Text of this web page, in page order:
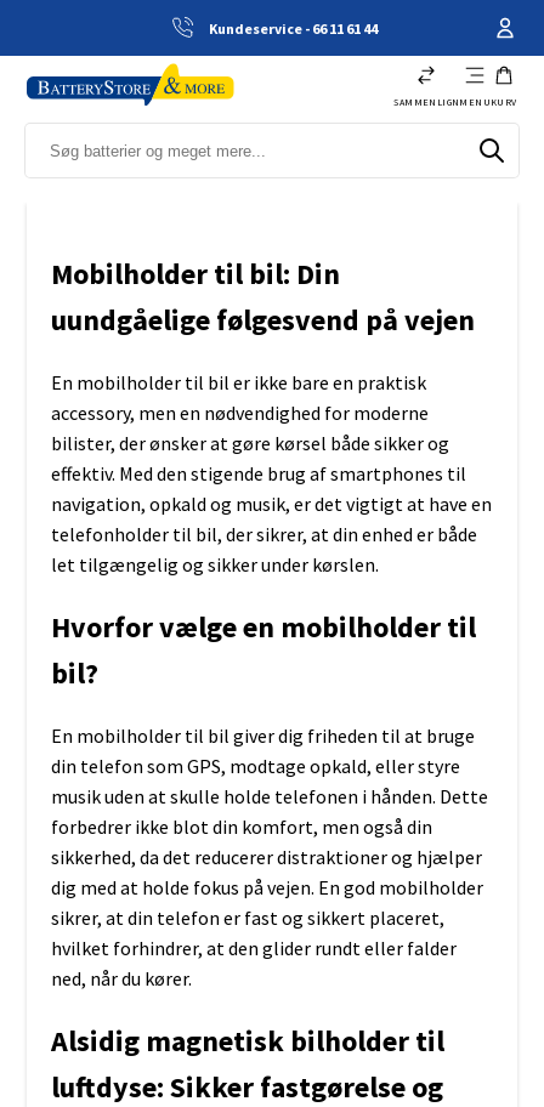
Kundeservice - 66 11 61 44
SAMMENLIGN MENU KURV
Mobilholder til bil: Din
uundgåelige følgesvend på vejen
En mobilholder til bil er ikke bare en praktisk
accessory, men en nødvendighed for moderne
bilister, der ønsker at gøre kørsel både sikker og
effektiv. Med den stigende brug af smartphones til
navigation, opkald og musik, er det vigtigt at have en
telefonholder til bil, der sikrer, at din enhed er både
let tilgængelig og sikker under kørslen.
Hvorfor vælge en mobilholder til
bil?
En mobilholder til bil giver dig friheden til at bruge
din telefon som GPS, modtage opkald, eller styre
musik uden at skulle holde telefonen i hånden. Dette
forbedrer ikke blot din komfort, men også din
sikkerhed, da det reducerer distraktioner og hjælper
dig med at holde fokus på vejen. En god mobilholder
sikrer, at din telefon er fast og sikkert placeret,
hvilket forhindrer, at den glider rundt eller falder
ned, når du kører.
Alsidig magnetisk bilholder til
luftdyse: Sikker fastgørelse og